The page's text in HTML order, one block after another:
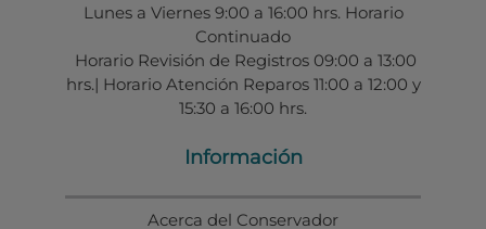
Lunes a Viernes 9:00 a 16:00 hrs. Horario
Continuado
Horario Revisión de Registros 09:00 a 13:00
hrs.| Horario Atención Reparos 11:00 a 12:00 y
15:30 a 16:00 hrs.
Información
Acerca del Conservador